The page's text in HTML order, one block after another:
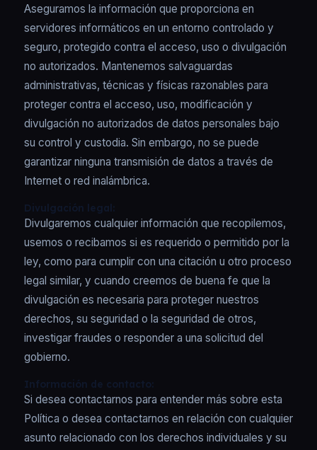
Aseguramos la información que proporciona en
servidores informáticos en un entorno controlado y
seguro, protegido contra el acceso, uso o divulgación
no autorizados. Mantenemos salvaguardas
administrativas, técnicas y físicas razonables para
proteger contra el acceso, uso, modificación y
divulgación no autorizados de datos personales bajo
su control y custodia. Sin embargo, no se puede
garantizar ninguna transmisión de datos a través de
Internet o red inalámbrica.
Divulgación legal:
Divulgaremos cualquier información que recopilemos,
usemos o recibamos si es requerido o permitido por la
ley, como para cumplir con una citación u otro proceso
legal similar, y cuando creemos de buena fe que la
divulgación es necesaria para proteger nuestros
derechos, su seguridad o la seguridad de otros,
investigar fraudes o responder a una solicitud del
gobierno.
Información de contacto:
Si desea contactarnos para entender más sobre esta
Política o desea contactarnos en relación con cualquier
asunto relacionado con los derechos individuales y su